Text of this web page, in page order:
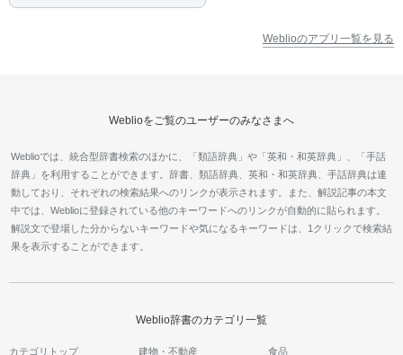
Weblioのアプリ一覧を見る
Weblioをご覧のユーザーのみなさまへ
Weblioでは、統合型辞書検索のほかに、「類語辞典」や「英和・和英辞典」、「手話
辞典」を利用することができます。辞書、類語辞典、英和・和英辞典、手話辞典は連
動しており、それぞれの検索結果へのリンクが表示されます。また、解説記事の本文
中では、Weblioに登録されている他のキーワードへのリンクが自動的に貼られます。
解説文で登場した分からないキーワードや気になるキーワードは、1クリックで検索結
果を表示することができます。
Weblio辞書のカテゴリ一覧
カテゴリトップ 建物・不動産 食品